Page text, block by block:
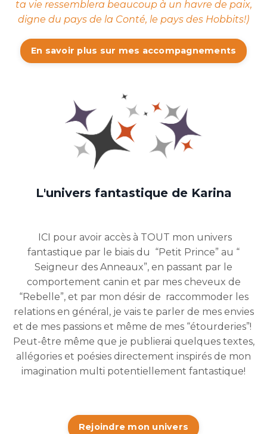
ta vie ressemblera beaucoup à un havre de paix,
digne du pays de la Conté, le pays des Hobbits!)
En savoir plus sur mes accompagnements
L'univers fantastique de Karina
ICI pour avoir accès à TOUT mon univers
fantastique par le biais du “Petit Prince” au “
Seigneur des Anneaux”, en passant par le
comportement canin et par mes cheveux de
“Rebelle”, et par mon désir de raccommoder les
relations en général, je vais te parler de mes envies
et de mes passions et même de mes “étourderies”!
Peut-être même que je publierai quelques textes,
allégories et poésies directement inspirés de mon
imagination multi potentiellement fantastique!
Rejoindre mon univers